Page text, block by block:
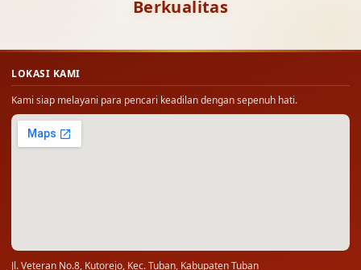
LOKASI KAMI
Kami siap melayani para pencari keadilan dengan sepenuh hati.
Jl. Veteran No.8, Kutorejo, Kec. Tuban, Kabupaten Tuban
(0356) 321778 · ✉pn_tbn@yahoo.co.id